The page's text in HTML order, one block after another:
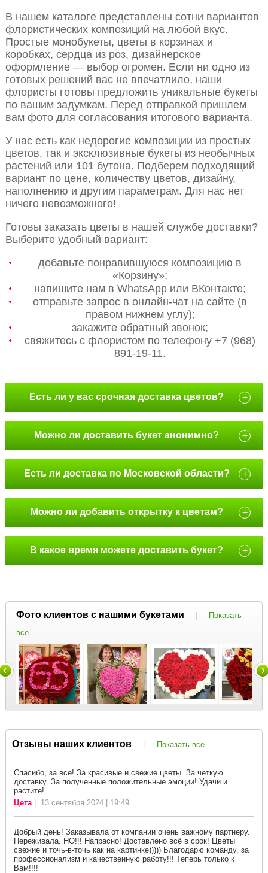
В нашем каталоге представлены сотни вариантов
флористических композиций на любой вкус.
Простые монобукеты, цветы в корзинах и
коробках, сердца из роз, дизайнерское
оформление — выбор огромен. Если ни одно из
готовых решений вас не впечатлило, наши
флористы готовы предложить уникальные букеты
по вашим задумкам. Перед отправкой пришлем
вам фото для согласования итогового варианта.
У нас есть как недорогие композиции из простых
цветов, так и эксклюзивные букеты из необычных
растений или 101 бутона. Подберем подходящий
вариант по цене, количеству цветов, дизайну,
наполнению и другим параметрам. Для нас нет
ничего невозможного!
Готовы заказать цветы в нашей службе доставки?
Выберите удобный вариант:
добавьте понравившуюся композицию в
«Корзину»;
напишите нам в WhatsApp или ВКонтакте;
отправьте запрос в онлайн-чат на сайте (в
правом нижнем углу);
закажите обратный звонок;
свяжитесь с флористом по телефону +7 (968)
891-19-11.
Есть ли у вас срочная доставка цветов? +
Можно ли доставить букет анонимно? +
Есть ли доставка по Московской области? +
Можно ли добавить открытку к цветам? +
В какое время можете доставить букет? +
Фото клиентов с нашими букетами |
Показать
все
Отзывы наших клиентов | Показать все
Спасибо, за все! За красивые и свежие цветы. За четкую
доставку. За полученные положительные эмоции! Удачи и
растите!
Цета| 13 сентября 2024 | 19:49
Добрый день! Заказывала от компании очень важному партнеру.
Переживала. НО!!! Напрасно! Доставлено всё в срок! Цветы
свежие и точь-в-точь как на картинке))))) Благодарю команду, за
профессионализм и качественную работу!!! Теперь только к
Вам!!!!